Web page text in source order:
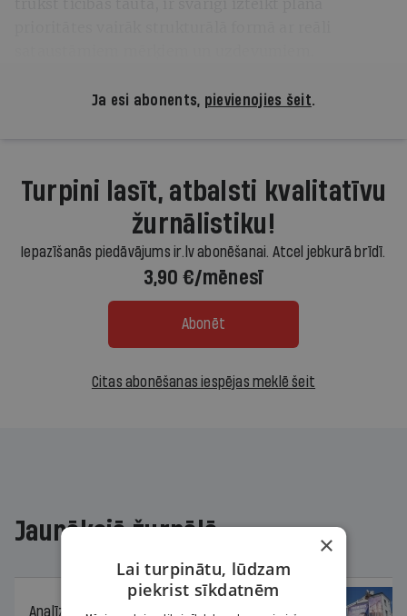
Ja esi abonents, pievienojies šeit.
Turpini lasīt, atbalsti kvalitatīvu
žurnālistiku!
Iepazīšanās piedāvājums ir.lv abonēšanai. Atcel jebkurā brīdī.
3,90 €/mēnesī
Abonēt
Citas abonēšanas iespējas meklē šeit
Jaunākajā žurnālā
Analīze
06.08.2026.
×
Lai turpinātu, lūdzam
piekrist sīkdatnēm